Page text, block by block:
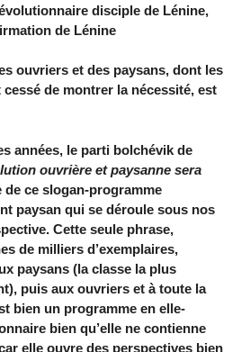
disciple de Lénine,
de Lénine
ouvriers et des paysans, dont les
cessé de montrer la nécessité, est
années, le parti bolchévik de
ouvrière et paysanne sera
de ce slogan-programme
paysan qui se déroule sous nos
Cette seule phrase,
de milliers d’exemplaires,
paysans (la classe la plus
puis aux ouvriers et à toute la
bien un programme en elle-
bien qu’elle ne contienne
elle ouvre des perspectives bien